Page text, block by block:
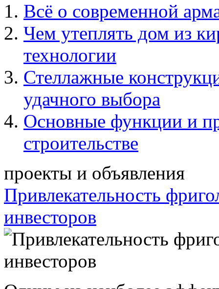
Всё о современной
Чем утеплять дом из
технологии
Стеллажные
удачного выбора
Основные функции и
строительстве
проекты и объявления
Привлекательность
инвесторов